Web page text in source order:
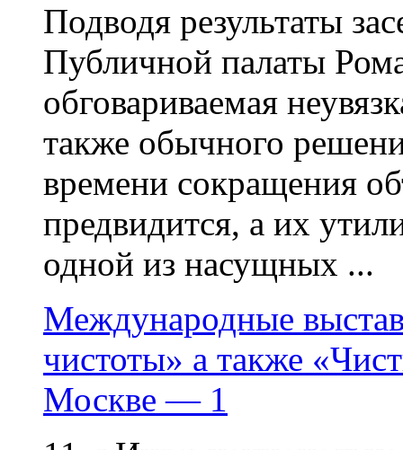
Подводя результаты
Публичной палаты
обговариваемая
также обычного
времени сокращения
предвидится, а их
одной из насущных ...
Международные
чистоты» а также
Москве — 1